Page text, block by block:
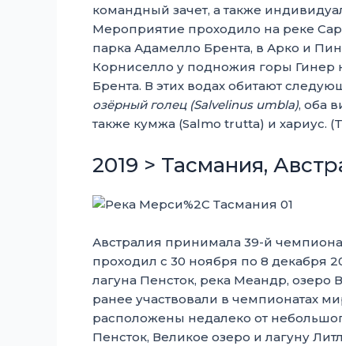
командный зачет, а также
Мероприятие проходило на реке
парка Адамелло Брента, в Арко и
Корниселло у подножия горы
Брента. В этих водах обитают
озёрный голец (Salvelinus umbla), оба
также кумжа (Salmo trutta) и хариус.
2019 > Тасмания,
Австралия принимала 39-й
проходил с 30 ноября по 8 декабря
лагуна Пенсток, река Меандр, озеро
ранее участвовали в чемпионатах
расположены недалеко от
Пенсток, Великое озеро и лагуну